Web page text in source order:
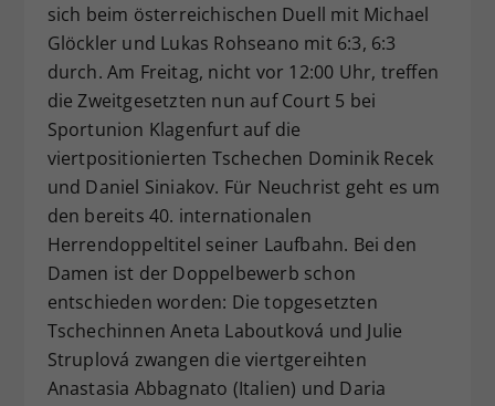
sich beim österreichischen Duell mit Michael
Glöckler und Lukas Rohseano mit 6:3, 6:3
durch. Am Freitag, nicht vor 12:00 Uhr, treffen
die Zweitgesetzten nun auf Court 5 bei
Sportunion Klagenfurt auf die
viertpositionierten Tschechen Dominik Recek
und Daniel Siniakov. Für Neuchrist geht es um
den bereits 40. internationalen
Herrendoppeltitel seiner Laufbahn. Bei den
Damen ist der Doppelbewerb schon
entschieden worden: Die topgesetzten
Tschechinnen Aneta Laboutková und Julie
Struplová zwangen die viertgereihten
Anastasia Abbagnato (Italien) und Daria